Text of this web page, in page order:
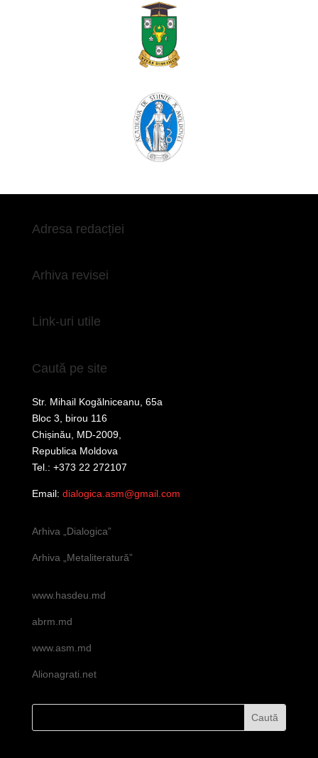
Adresa redacției
Arhiva revisei
Link-uri utile
Caută pe site
Str. Mihail Kogălniceanu, 65a
Bloc 3, birou 116
Chișinău, MD-2009,
Republica Moldova
Tel.: +373 22 272107
Email: dialogica.asm@gmail.com
Arhiva „Dialogica”
Arhiva „Metaliteratură”
www.hasdeu.md
abrm.md
www.asm.md
Alionagrati.net